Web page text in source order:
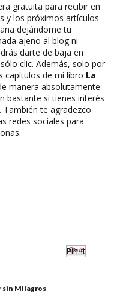
gratuita para recibir en
y los próximos artículos
dejándome tu
ajeno al blog ni
darte de baja en
clic. Además, solo por
capítulos de mi libro La
manera absolutamente
bastante si tienes interés
te agradezco
redes sociales para
Pin It
sin Milagros